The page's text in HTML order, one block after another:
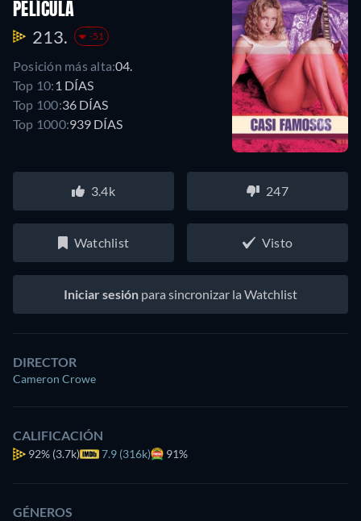
PELÍCULA
213. -51
Posición más alta:04.
Top 10: 1 DÍAS
Top 100:36 DÍAS
Top 1000:939 DÍAS
3.4k 247
Watchlist Visto
Iniciar sesión para sincronizar la Watchlist
DIRECTOR
Cameron Crowe
CALIFICACIÓN
92% (3.7k) 7.9 (316k) 91%
GÉNEROS